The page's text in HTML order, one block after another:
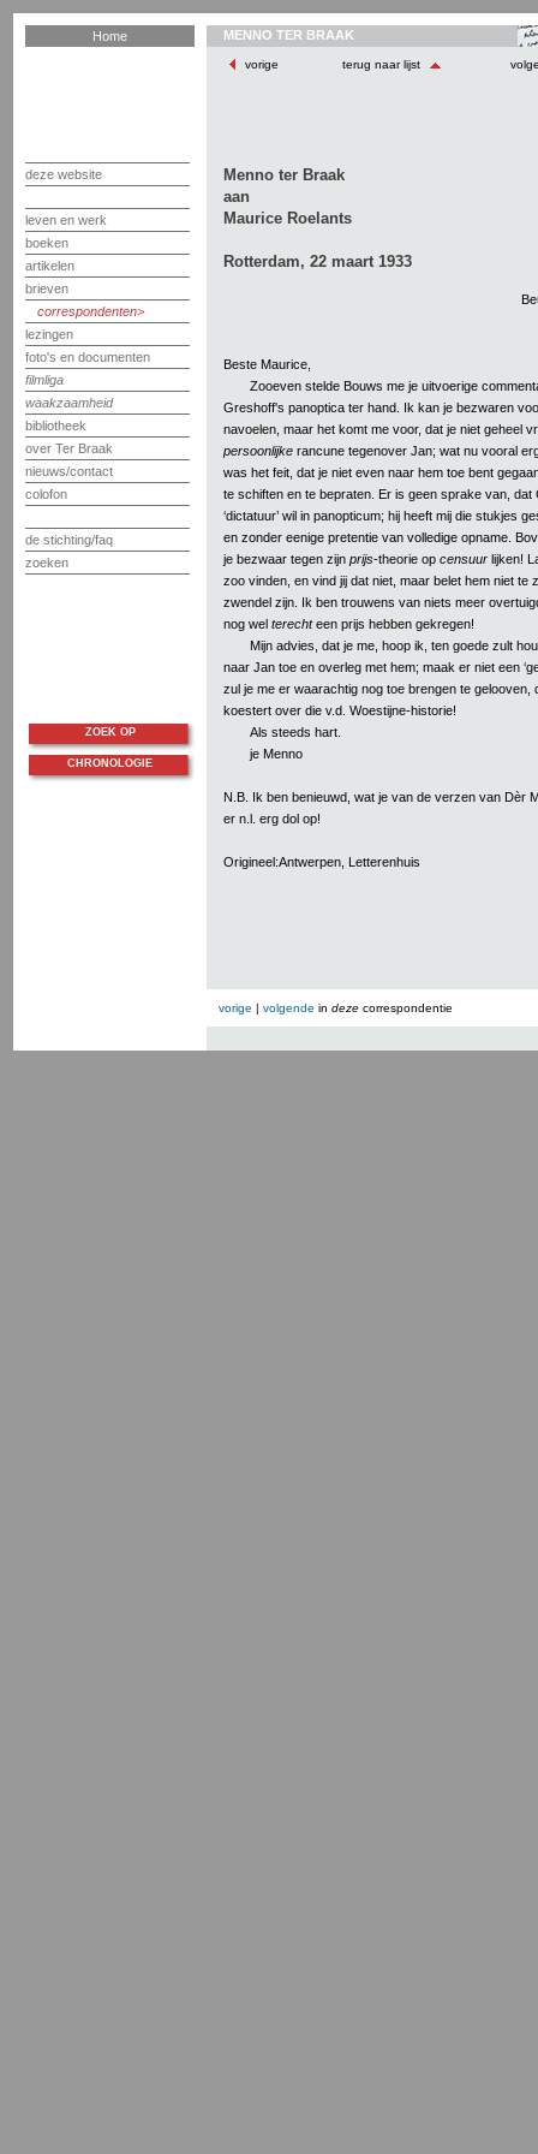
Home
deze website
leven en werk
boeken
artikelen
brieven
correspondenten
lezingen
foto's en documenten
filmliga
waakzaamheid
bibliotheek
over Ter Braak
nieuws/contact
colofon
de stichting/faq
zoeken
MENNO TER BRAAK
vorige terug naar lijst
Menno ter Braak
aan
Maurice Roelants
Rotterdam, 22 maart 1933
Beste Maurice,
Zooeven stelde Bouws me je uitvoerige
Greshoff's panoptica ter hand. Ik kan je bezwaren
navoelen, maar het komt me voor, dat je niet geheel
persoonlijke rancune tegenover Jan; wat nu vooral
was het feit, dat je niet even naar hem toe bent
te schiften en te bepraten. Er is geen sprake van, dat
‘dictatuur’ wil in panopticum; hij heeft mij die stukjes
en zonder eenige pretentie van volledige opname.
je bezwaar tegen zijn prijs-theorie op censuur lijken!
zoo vinden, en vind jij dat niet, maar belet hem niet te
zwendel zijn. Ik ben trouwens van niets meer
nog wel terechteen prijs hebben gekregen!
Mijn advies, dat je me, hoop ik, ten goede zult
naar Jan toe en overleg met hem; maak er niet een
zul je me er waarachtig nog toe brengen te gelooven,
koestert over die v.d. Woestijne-historie!
Als steeds hart.
je Menno
N.B. Ik ben benieuwd, wat je van de verzen van Dèr
er n.l. erg dol op!
Origineel:Antwerpen, Letterenhuis
vorige | volgende in deze correspondentie
ZOEK OP
CHRONOLOGIE